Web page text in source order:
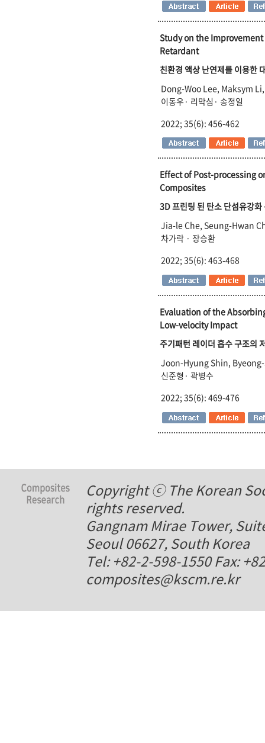
Study on the
Retardant
친환경 액상 난연제를 이용한
Dong-Woo Lee, Maksym
이동우· 리막심· 송정일
2022; 35(6): 456-462
Effect of Post-processing
Composites
3D프린팅 된 탄소 단섬유강
Jia-le Che, Seung-Hwan
차가락 · 장승환
2022; 35(6): 463-468
Evaluation of the
Low-velocity Impact
주기패턴 레이더 흡수 구조의
Joon-Hyung Shin,
신준형· 곽병수
2022; 35(6): 469-476
Copyright ⓒ The Korean
rights reserved.
Gangnam Mirae Tower,
Seoul 06627, South Korea
Tel: +82-2-598-1550 Fax:
composites@kscm.re.kr